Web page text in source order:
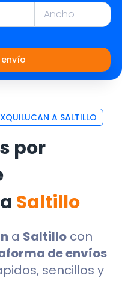
A SALTILLO
por
a Saltillo
a Saltillo con
de envíos
sencillos y